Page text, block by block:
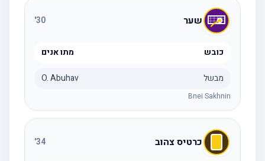
שער 30
'
כובש מתו אנים
מבשל O. Abuhav
Bnei Sakhnin
כרטיס צהוב 34
'